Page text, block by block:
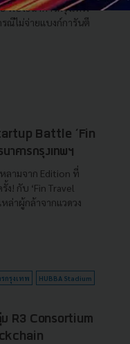
ฟ้องธนาคารกรุงเทพ
ณีไม่จ่ายแบงก์การันตี
Battle ‘Fin
คารกรุงเทพฯ
ลามจาก Edition ที่
ง! กับ ‘Fin Travel
หล่าผู้กล้าจากแวดวง
กรุงเทพ HUBBA Stadium
ม R3 Consortium